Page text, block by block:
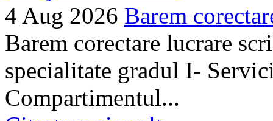
4 Aug 2026 Barem
Barem corectare lucrare
specialitate gradul I-
Compartimentul...